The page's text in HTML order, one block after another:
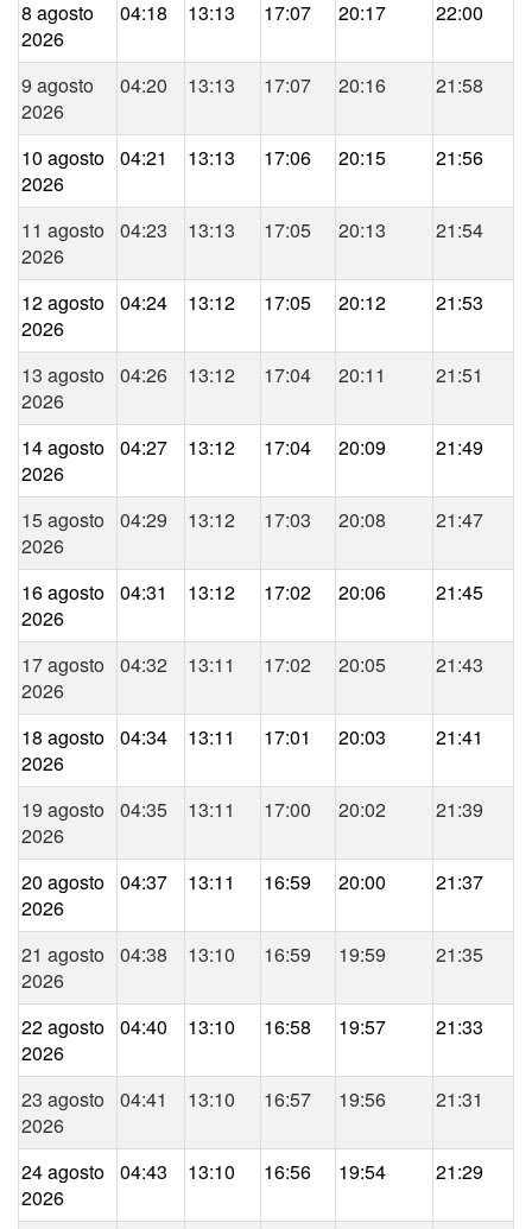
8 agosto
2026
04:18 13:13 17:07 20:17 22:00
9 agosto
2026
04:20 13:13 17:07 20:16 21:58
10 agosto
2026
04:21 13:13 17:06 20:15 21:56
11 agosto
2026
04:23 13:13 17:05 20:13 21:54
12 agosto
2026
04:24 13:12 17:05 20:12 21:53
13 agosto
2026
04:26 13:12 17:04 20:11 21:51
14 agosto
2026
04:27 13:12 17:04 20:09 21:49
15 agosto
2026
04:29 13:12 17:03 20:08 21:47
16 agosto
2026
04:31 13:12 17:02 20:06 21:45
17 agosto
2026
04:32 13:11 17:02 20:05 21:43
18 agosto
2026
04:34 13:11 17:01 20:03 21:41
19 agosto
2026
04:35 13:11 17:00 20:02 21:39
20 agosto
2026
04:37 13:11 16:59 20:00 21:37
21 agosto
2026
04:38 13:10 16:59 19:59 21:35
22 agosto
2026
04:40 13:10 16:58 19:57 21:33
23 agosto
2026
04:41 13:10 16:57 19:56 21:31
24 agosto
2026
04:43 13:10 16:56 19:54 21:29